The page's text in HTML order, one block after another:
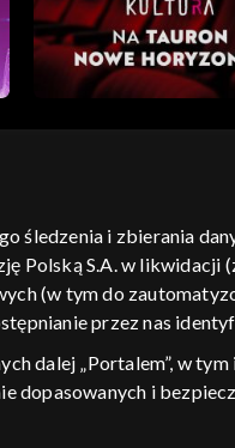
dostępność
śledzenia i zbierania
Polską S.A. w likwidacji
(w tym do
przez nas
dalej „Portalem”, w
i